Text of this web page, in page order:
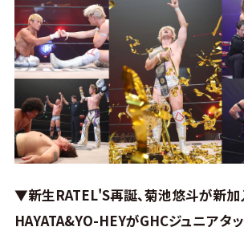
レ
ス
リ
ン
グ・
▼新生RATEL'S再誕、菊池悠斗が新加
HAYATA&YO-HEYがGHCジュニアタ